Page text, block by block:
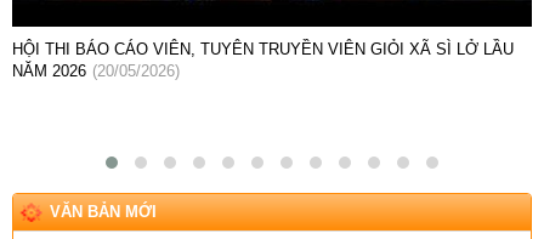
HỘI NGHỊ BAN CHẤP HÀNH ĐẢNG BỘ XÃ SÌ LỞ LẦU LẦN THỨ MƯỜI
BỐN, NHIỆM KỲ 2025 - 2030
VĂN BẢN MỚI
Tên:
(V/v triển khai thực hiện Nghị định số 301/2026/NĐ-CP
ngày 30/7/2026 của Chính phủ)
Ngày ban hành: (07/08/2026)
Ngày ban hành: (07/08/2026) -Ngày hiệu lực: (06/08/2026)